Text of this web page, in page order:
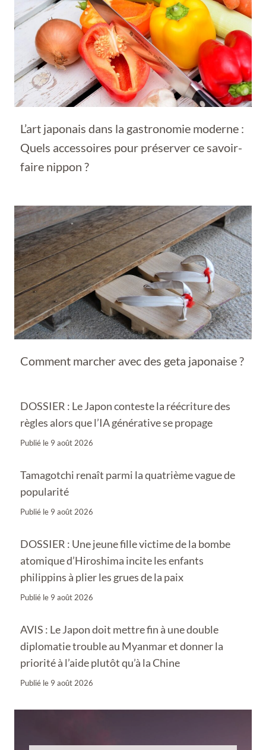
L’art japonais dans la gastronomie moderne :
Quels accessoires pour préserver ce savoir-
faire nippon ?
Comment marcher avec des geta japonaise ?
DOSSIER : Le Japon conteste la réécriture des
règles alors que l’IA générative se propage
Publié le 9 août 2026
Tamagotchi renaît parmi la quatrième vague de
popularité
Publié le 9 août 2026
DOSSIER : Une jeune fille victime de la bombe
atomique d’Hiroshima incite les enfants
philippins à plier les grues de la paix
Publié le 9 août 2026
AVIS : Le Japon doit mettre fin à une double
diplomatie trouble au Myanmar et donner la
priorité à l’aide plutôt qu’à la Chine
Publié le 9 août 2026